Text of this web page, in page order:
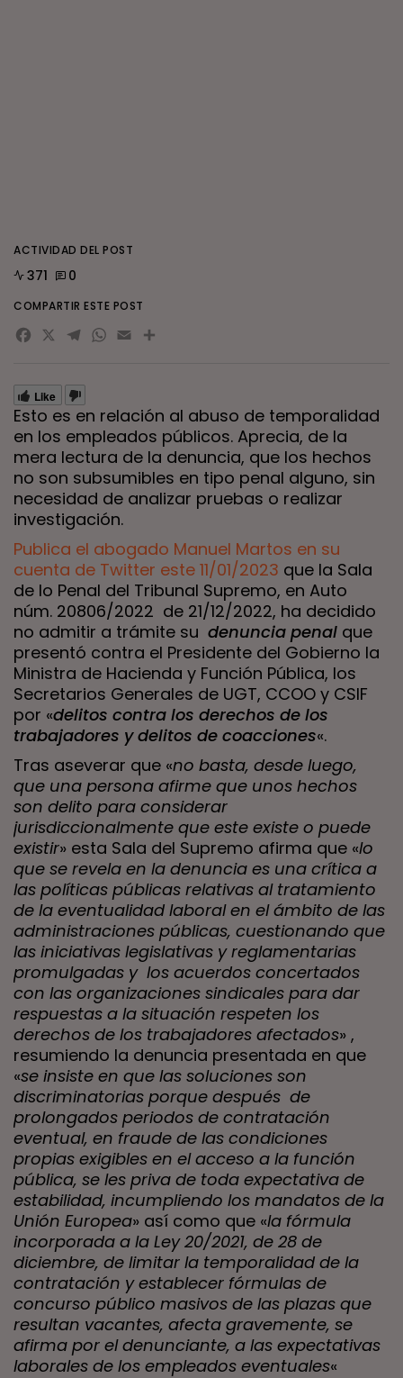
Like
Esto es en relación al abuso de temporalidad
en los empleados públicos. Aprecia, de la
mera lectura de la denuncia, que los hechos
no son subsumibles en tipo penal alguno, sin
necesidad de analizar pruebas o realizar
investigación.
Publica el abogado Manuel Martos en su
cuenta de Twitter este 11/01/2023 que la Sala
de lo Penal del Tribunal Supremo, en Auto
núm. 20806/2022 de 21/12/2022, ha decidido
no admitir a trámite su denuncia penal que
presentó contra el Presidente del Gobierno la
Ministra de Hacienda y Función Pública, los
Secretarios Generales de UGT, CCOO y CSIF
por «delitos contra los derechos de los
trabajadores y delitos de coacciones«.
Tras aseverar que «no basta, desde luego,
que una persona afirme que unos hechos
son delito para considerar
jurisdiccionalmente que este existe o puede
existir» esta Sala del Supremo afirma que «lo
que se revela en la denuncia es una crítica a
las políticas públicas relativas al tratamiento
de la eventualidad laboral en el ámbito de las
administraciones públicas, cuestionando que
las iniciativas legislativas y reglamentarias
promulgadas y los acuerdos concertados
con las organizaciones sindicales para dar
respuestas a la situación respeten los
derechos de los trabajadores afectados» ,
resumiendo la denuncia presentada en que
«se insiste en que las soluciones son
discriminatorias porque después de
prolongados periodos de contratación
eventual, en fraude de las condiciones
propias exigibles en el acceso a la función
pública, se les priva de toda expectativa de
estabilidad, incumpliendo los mandatos de la
Unión Europea» así como que «la fórmula
incorporada a la Ley 20/2021, de 28 de
diciembre, de limitar la temporalidad de la
contratación y establecer fórmulas de
concurso público masivos de las plazas que
resultan vacantes, afecta gravemente, se
afirma por el denunciante, a las expectativas
laborales de los empleados eventuales«
ACTIVIDAD DEL POST
371 0
COMPARTIR ESTE POST
Facebook
X Telegram
WhatsApp
EmailCompartir